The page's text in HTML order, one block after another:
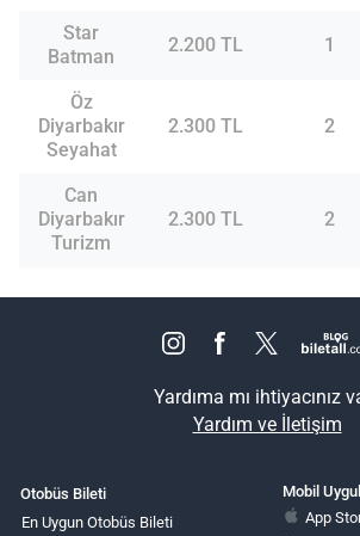
Star
Batman
2.200 TL 1
Öz
Diyarbakır
Seyahat
2.300 TL 2
Can
Diyarbakır
Turizm
2.300 TL 2
Yardıma mı ihtiyacınız
Yardım ve İletişim
Otobüs Bileti
En Uygun Otobüs Bileti
Mobil
App